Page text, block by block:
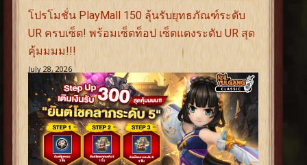
โปรโมชั่น PlayMall 150 ลุ้นรับยุทธภัณฑ์ระดับ
UR ครบเซ็ต! พร้อมเซ็ตท็อป เซ็ตแดงระดับ UR สุด
คุ้มมมม!!!
July 28, 2026